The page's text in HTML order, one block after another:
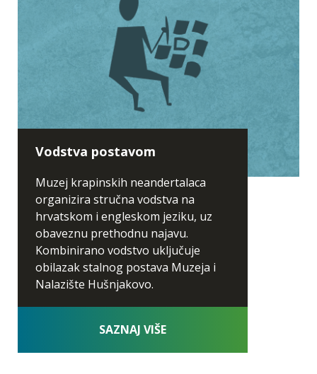
Vodstva postavom
Muzej krapinskih neandertalaca
organizira stručna vodstva na
hrvatskom i engleskom jeziku, uz
obaveznu prethodnu najavu.
Kombinirano vodstvo uključuje
obilazak stalnog postava Muzeja i
Nalazište Hušnjakovo.
SAZNAJ VIŠE